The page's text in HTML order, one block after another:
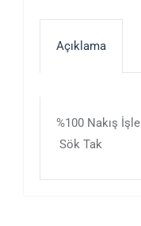
Açıklama
%100 Nakış
Sök Tak